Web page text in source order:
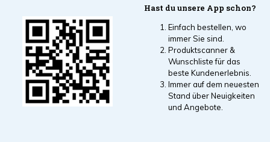
Hast du unsere App schon?
Einfach bestellen, wo
immer Sie sind.
Produktscanner &
Wunschliste für das
beste Kundenerlebnis.
Immer auf dem neuesten
Stand über Neuigkeiten
und Angebote.